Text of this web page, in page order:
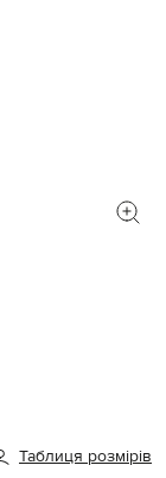
Таблиця розмірів